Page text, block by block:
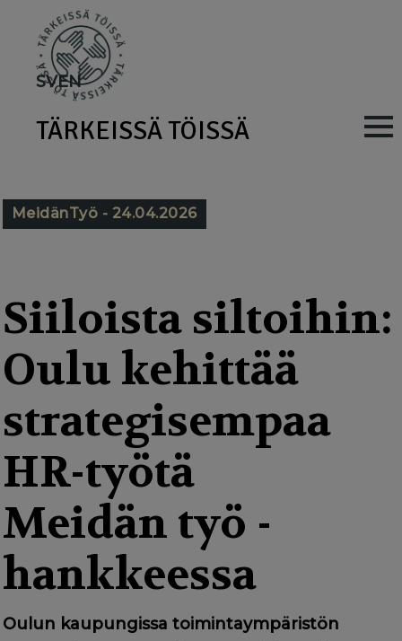
main
content
SVEN
TÄRKEISSÄ TÖISSÄ
a
v
g
a
MeidänTyö - 24.04.2026
Siiloista siltoihin:
Oulu kehittää
strategisempaa
HR-työtä
Meidän työ -
hankkeessa
Oulun kaupungissa toimintaympäristön